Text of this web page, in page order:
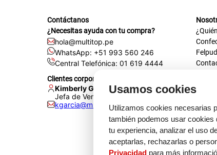
Usamos cookies
Utilizamos cookies necesarias
también podemos usar
tu experiencia, analizar el uso
aceptarlas, rechazarlas o
Privacidad para más
Contáctanos
¿Necesitas ayuda con tu compra?
hola@multitop.pe
WhatsApp: +51 993 560 246
Central Telefónica: 01 619 4444
Clientes corporativos
Kimberly Garcia
Jefa de Ventas Empresas
kgarcia@multitop.pe
Av.
L-